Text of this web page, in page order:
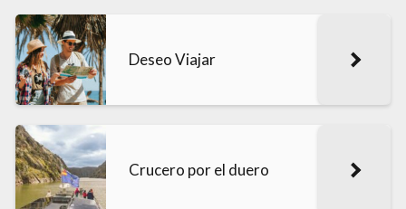
Deseo Viajar
Crucero por el duero